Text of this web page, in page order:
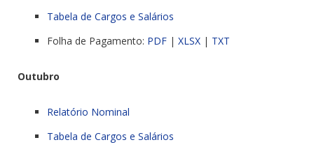
Tabela de Cargos e Salários
Folha de Pagamento: PDF | XLSX | TXT
Outubro
Relatório Nominal
Tabela de Cargos e Salários